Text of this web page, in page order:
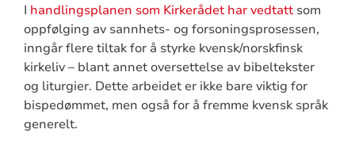
I handlingsplanen som Kirkerådet har vedtattsom
oppfølging av sannhets- og forsoningsprosessen,
inngår flere tiltak for å styrke kvensk/norskfinsk
kirkeliv – blant annet oversettelse av bibeltekster
og liturgier. Dette arbeidet er ikke bare viktig for
bispedømmet, men også for å fremme kvensk språk
generelt.